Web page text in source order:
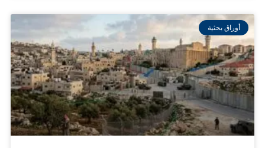
أوراق بحثية